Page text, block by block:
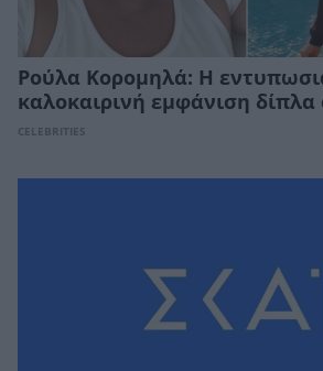
Ρούλα Κορομηλά: Η
καλοκαιρινή εμφάνιση δίπλα
CELEBRITIES